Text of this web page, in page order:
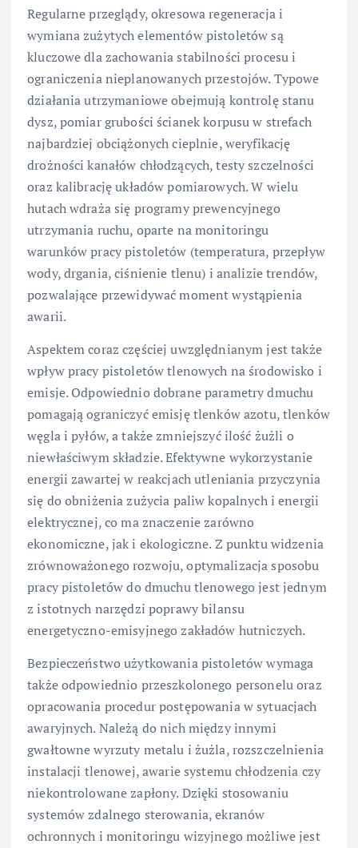
Regularne przeglądy, okresowa regeneracja i
wymiana zużytych elementów pistoletów są
kluczowe dla zachowania stabilności procesu i
ograniczenia nieplanowanych przestojów. Typowe
działania utrzymaniowe obejmują kontrolę stanu
dysz, pomiar grubości ścianek korpusu w strefach
najbardziej obciążonych cieplnie, weryfikację
drożności kanałów chłodzących, testy szczelności
oraz kalibrację układów pomiarowych. W wielu
hutach wdraża się programy prewencyjnego
utrzymania ruchu, oparte na monitoringu
warunków pracy pistoletów (temperatura, przepływ
wody, drgania, ciśnienie tlenu) i analizie trendów,
pozwalające przewidywać moment wystąpienia
awarii.
Aspektem coraz częściej uwzględnianym jest także
wpływ pracy pistoletów tlenowych na środowisko i
emisje. Odpowiednio dobrane parametry dmuchu
pomagają ograniczyć emisję tlenków azotu, tlenków
węgla i pyłów, a także zmniejszyć ilość żużli o
niewłaściwym składzie. Efektywne wykorzystanie
energii zawartej w reakcjach utleniania przyczynia
się do obniżenia zużycia paliw kopalnych i energii
elektrycznej, co ma znaczenie zarówno
ekonomiczne, jak i ekologiczne. Z punktu widzenia
zrównoważonego rozwoju, optymalizacja sposobu
pracy pistoletów do dmuchu tlenowego jest jednym
z istotnych narzędzi poprawy bilansu
energetyczno-emisyjnego zakładów hutniczych.
Bezpieczeństwo użytkowania pistoletów wymaga
także odpowiednio przeszkolonego personelu oraz
opracowania procedur postępowania w sytuacjach
awaryjnych. Należą do nich między innymi
gwałtowne wyrzuty metalu i żużla, rozszczelnienia
instalacji tlenowej, awarie systemu chłodzenia czy
niekontrolowane zapłony. Dzięki stosowaniu
systemów zdalnego sterowania, ekranów
ochronnych i monitoringu wizyjnego możliwe jest